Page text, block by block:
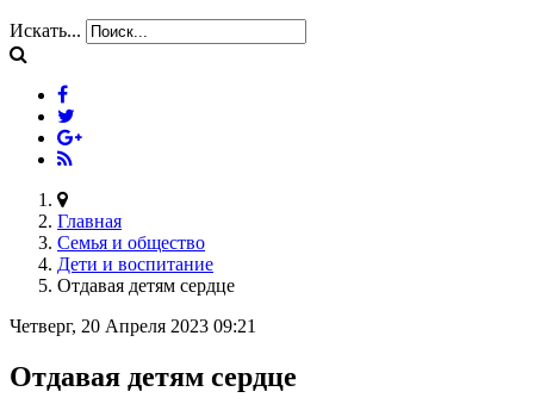
Искать...
Главная
Семья и общество
Дети и воспитание
Отдавая детям сердце
Четверг, 20 Апреля 2023 09:21
Отдавая детям сердце